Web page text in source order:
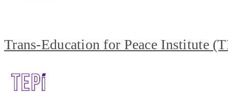
Trans-Education for Peace Institute